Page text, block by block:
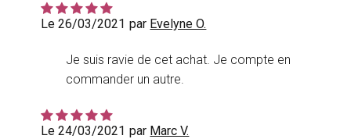
Le 26/03/2021 par Evelyne O.
Je suis ravie de cet achat. Je compte en
commander un autre.
Le 24/03/2021 par Marc V.